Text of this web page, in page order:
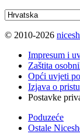
© 2010-2026
Impresum i
Zaštita
Opći uvjeti
Izjava o
Postavke
Poduzeće
Ostale